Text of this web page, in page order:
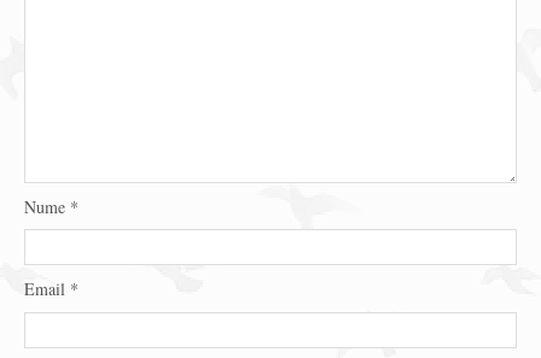
Nume *
Email *